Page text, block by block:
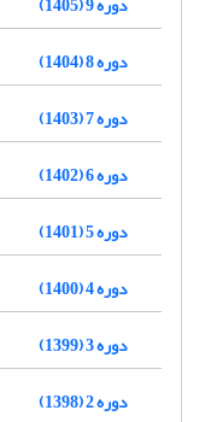
دوره 8 (1404)
دوره 7 (1403)
دوره 6 (1402)
دوره 5 (1401)
دوره 4 (1400)
دوره 3 (1399)
دوره 2 (1398)